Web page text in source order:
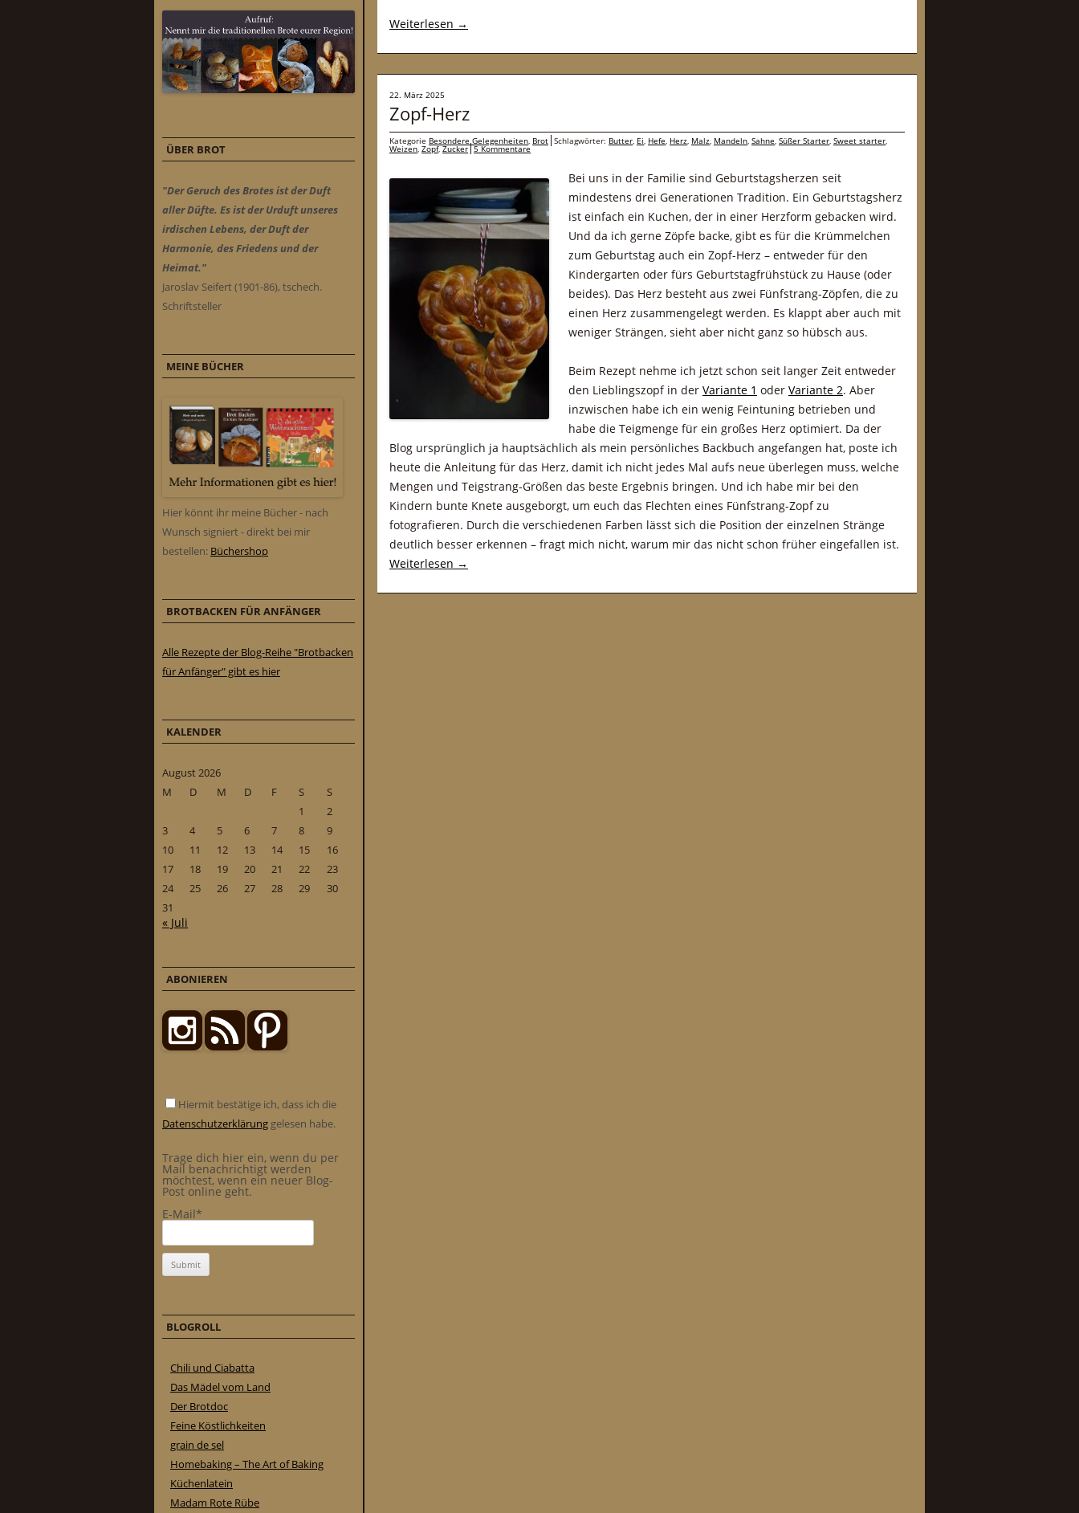
Weiterlesen →
22. März 2025
Zopf-Herz
Kategorie Besondere Gelegenheiten, Brot Schlagwörter: Butter, Ei, Hefe, Herz, Malz, Mandeln, Sahne, Süßer Starter, Sweet starter,
Weizen, Zopf,Zucker 5 Kommentare
Bei uns in der Familie sind Geburtstagsherzen seit
mindestens drei Generationen Tradition. Ein Geburtstagsherz
ist einfach ein Kuchen, der in einer Herzform gebacken wird.
Und da ich gerne Zöpfe backe, gibt es für die Krümmelchen
zum Geburtstag auch ein Zopf-Herz – entweder für den
Kindergarten oder fürs Geburtstagfrühstück zu Hause (oder
beides). Das Herz besteht aus zwei Fünfstrang-Zöpfen, die zu
einen Herz zusammengelegt werden. Es klappt aber auch mit
weniger Strängen, sieht aber nicht ganz so hübsch aus.
Beim Rezept nehme ich jetzt schon seit langer Zeit entweder
den Lieblingszopf in der Variante 1 oder Variante 2. Aber
inzwischen habe ich ein wenig Feintuning betrieben und
habe die Teigmenge für ein großes Herz optimiert. Da der
Blog ursprünglich ja hauptsächlich als mein persönliches Backbuch angefangen hat, poste ich
heute die Anleitung für das Herz, damit ich nicht jedes Mal aufs neue überlegen muss, welche
Mengen und Teigstrang-Größen das beste Ergebnis bringen. Und ich habe mir bei den
Kindern bunte Knete ausgeborgt, um euch das Flechten eines Fünfstrang-Zopf zu
fotografieren. Durch die verschiedenen Farben lässt sich die Position der einzelnen Stränge
deutlich besser erkennen – fragt mich nicht, warum mir das nicht schon früher eingefallen ist.
Weiterlesen →
ÜBER BROT
"Der Geruch des Brotes ist der Duft
aller Düfte. Es ist der Urduft unseres
irdischen Lebens, der Duft der
Harmonie, des Friedens und der
Heimat."
Jaroslav Seifert (1901-86), tschech.
Schriftsteller
MEINE BÜCHER
Hier könnt ihr meine Bücher - nach
Wunsch signiert - direkt bei mir
bestellen: Büchershop
BROTBACKEN FÜR ANFÄNGER
Alle Rezepte der Blog-Reihe "Brotbacken
für Anfänger" gibt es hier
KALENDER
August 2026
M
D M D F S
S
1
2
3
4 5 6 7 8
9
10
11 12 13 14 15
16
17
18 19 20 21 22
23
24
25 26 27 28 29
30
31
« Juli
ABONIEREN
Hiermit bestätige ich, dass ich die
Datenschutzerklärung gelesen habe.
Trage dich hier ein, wenn du per
Mail benachrichtigt werden
möchtest, wenn ein neuer Blog-
Post online geht.
E-Mail*
BLOGROLL
Chili und Ciabatta
Das Mädel vom Land
Der Brotdoc
Feine Köstlichkeiten
grain de sel
Homebaking – The Art of Baking
Küchenlatein
Madam Rote Rübe